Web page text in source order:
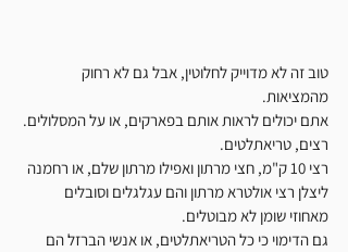
טוב זה לא מדוייק לחלוטין, אבל גם לא רחוק
מהמציאות.
אתם יכולים לראות אותם בפארקים, או על המסלולים.
רצים, טריאתלטים.
רצי 10 ק"מ, חצי מרתון ואפילו מרתון שלם, או רחמנה
ליצלן רצי אולטרא מרתון והם עגלגלים וסובלים
מאחוזי שומן לא מבוטלים.
גם הדימוי כי כל הטריאתלטים, או אנשי הברזל הם